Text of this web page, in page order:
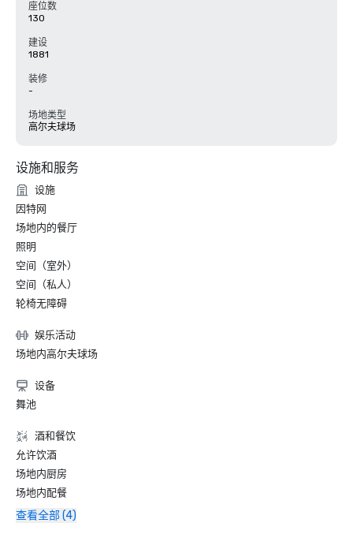
座位数
130
建设
1881
装修
-
场地类型
高尔夫球场
设施和服务
设施
因特网
场地内的餐厅
照明
空间（室外）
空间（私人）
轮椅无障碍
娱乐活动
场地内高尔夫球场
设备
舞池
酒和餐饮
允许饮酒
场地内厨房
场地内配餐
查看全部 (4)